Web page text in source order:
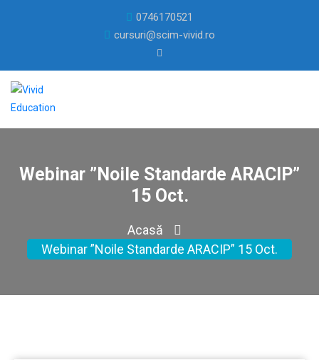
0746170521
cursuri@scim-vivid.ro
Webinar ”Noile Standarde ARACIP”
15 Oct.
Acasă
Webinar ”Noile Standarde ARACIP” 15 Oct.